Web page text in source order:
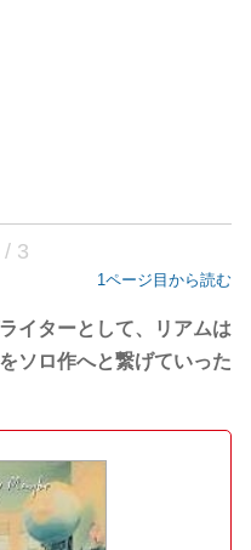
3
1ページ目から読む
イターとして、リアムは
ソロ作へと繋げていった